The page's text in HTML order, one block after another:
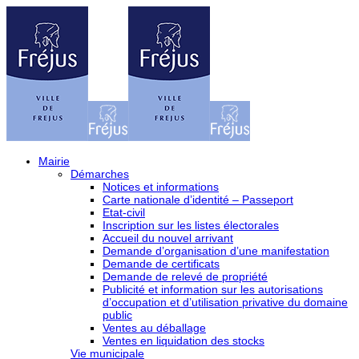
Mairie
Démarches
Notices et informations
Carte nationale d’identité – Passeport
Etat-civil
Inscription sur les listes électorales
Accueil du nouvel arrivant
Demande d’organisation d’une manifestation
Demande de certificats
Demande de relevé de propriété
Publicité et information sur les autorisations
d’occupation et d’utilisation privative du domaine
public
Ventes au déballage
Ventes en liquidation des stocks
Vie municipale